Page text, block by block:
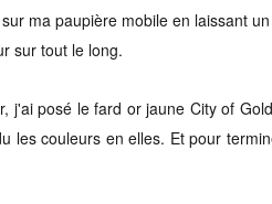
ma paupière mobile en laissant
sur tout le long.
j'ai posé le fard or jaune City of
les couleurs en elles. Et pour